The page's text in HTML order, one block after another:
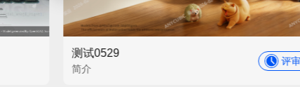
测试0529
简介
评